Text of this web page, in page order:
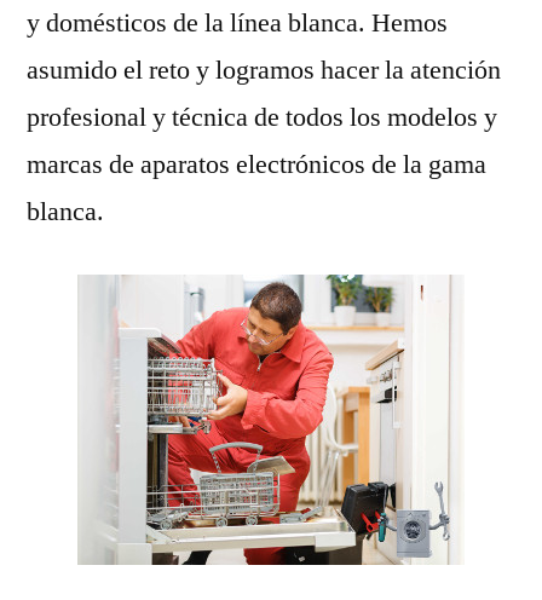
y domésticos de la línea blanca. Hemos
asumido el reto y logramos hacer la atención
profesional y técnica de todos los modelos y
marcas de aparatos electrónicos de la gama
blanca.